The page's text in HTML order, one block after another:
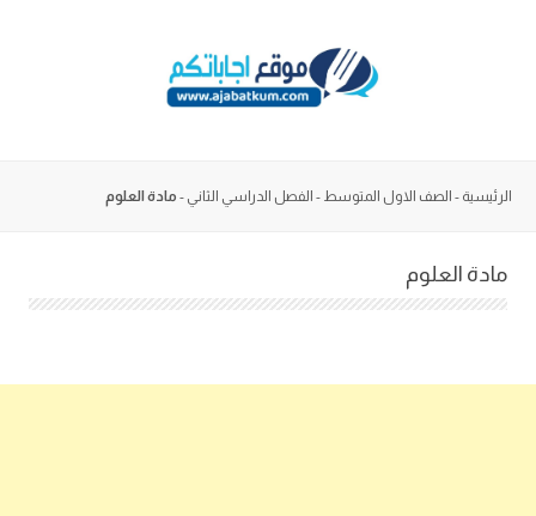
الرئيسية - الصف الاول المتوسط - الفصل الدراسي الثاني - مادة العلوم
مادة العلوم